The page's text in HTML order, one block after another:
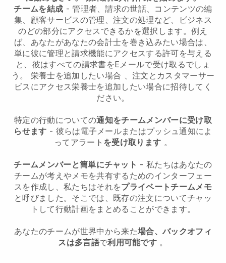
チームを結成 - 管理者、請求の世話、コンテンツの編
集、顧客サービスの管理、注文の処理など、ビジネス
のどの部分にアクセスできるかを選択します。例え
ば、あなたがあなたの会計士を巻き込みたい場合は、
単に彼に管理と請求機能にアクセスする許可を与える
と、彼はすべての請求書をEメールで受け取るでしょ
う。 栄養士を追加したい場合 、注文とカスタマーサー
ビスにアクセス栄養士を追加したい場合に招待してく
ださい。
特定の行動についての通知をチームメンバーに受け取
らせます - 彼らは電子メールまたはプッシュ通知によ
ってアラート を受け取ります 。
チームメンバーと簡単にチャット - 私たちはあなたの
チームが考えやメモを共有するためのインターフェー
スを作成し、私たちはそれをプライベートチームメモ
と呼びました。そこでは、既存の注文についてチャッ
トして行動計画をまとめることができます。
あなたのチームが世界中から来た場合、バックオフィ
スは多言語で利用可能です 。